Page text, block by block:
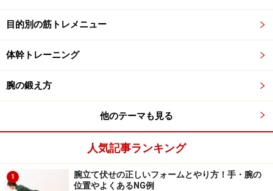
目的別の筋トレメニュー
体幹トレーニング
腕の鍛え方
他のテーマも見る
人気記事ランキング
1
腕立て伏せの正しいフォームとやり方！手・腕の
位置やよくあるNG例